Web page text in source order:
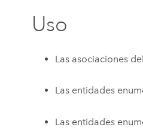
Uso
Las asociaciones
Las entidades
Las entidades